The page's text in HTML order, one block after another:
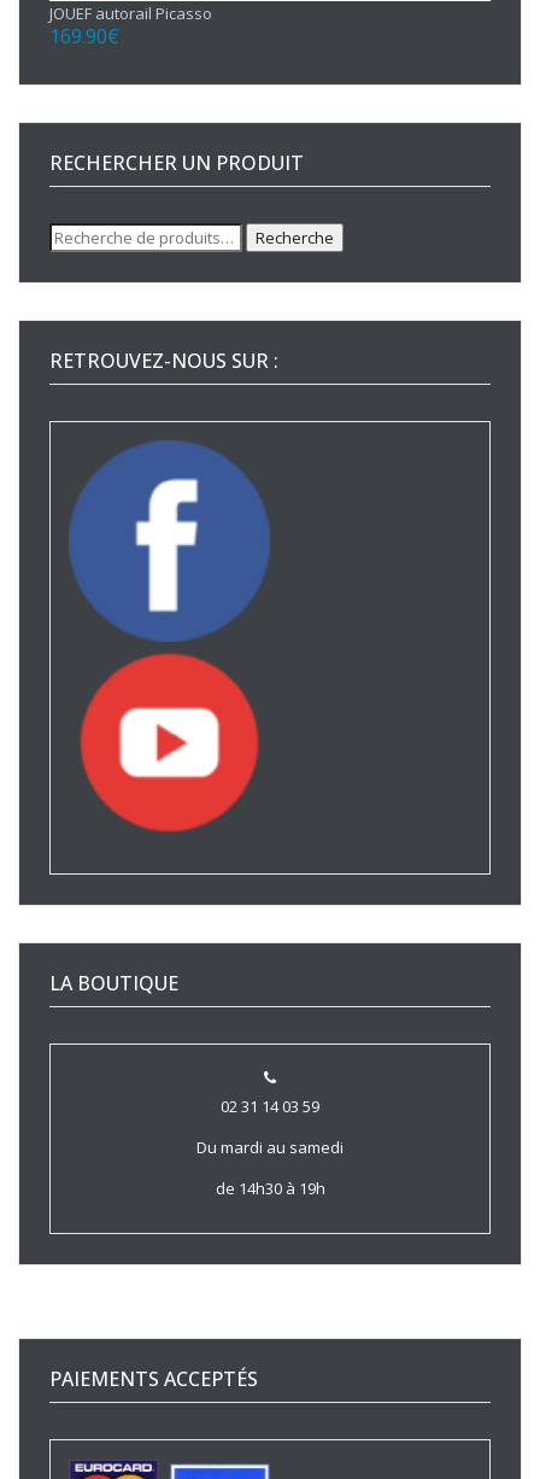
JOUEF autorail Picasso
169.90€
RECHERCHER UN PRODUIT
Recherche
pour :
Recherche
RETROUVEZ-NOUS SUR :
LA BOUTIQUE
02 31 14 03 59
Du mardi au samedi
de 14h30 à 19h
PAIEMENTS ACCEPTÉS